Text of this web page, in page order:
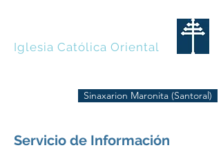
Iglesia Católica Oriental
Sinaxarion Maronita (Santoral)
Servicio de Información